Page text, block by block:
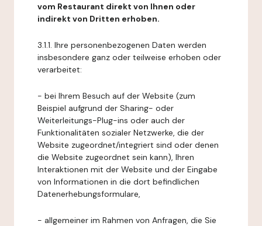
vom Restaurant direkt von Ihnen oder
indirekt von Dritten erhoben.
3.1.1. Ihre personenbezogenen Daten werden
insbesondere ganz oder teilweise erhoben oder
verarbeitet:
- bei Ihrem Besuch auf der Website (zum
Beispiel aufgrund der Sharing- oder
Weiterleitungs-Plug-ins oder auch der
Funktionalitäten sozialer Netzwerke, die der
Website zugeordnet/integriert sind oder denen
die Website zugeordnet sein kann), Ihren
Interaktionen mit der Website und der Eingabe
von Informationen in die dort befindlichen
Datenerhebungsformulare,
- allgemeiner im Rahmen von Anfragen, die Sie